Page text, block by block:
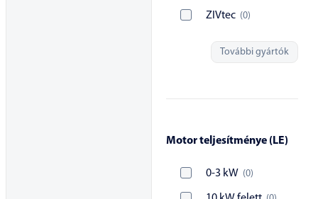
ZIVtec (0)
További gyártók
Motor teljesítménye (LE)
0-3 kW (0)